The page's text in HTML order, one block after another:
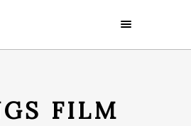
FILM